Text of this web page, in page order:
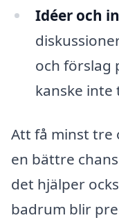
Idéer och
och förslag
kanske inte
Att få minst tre
en bättre
det hjälper
badrum blir